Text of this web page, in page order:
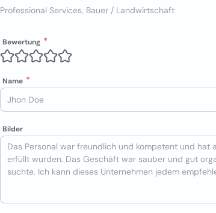
Professional Services, Bauer / Landwirtschaft
Bewertung
Name
Bilder